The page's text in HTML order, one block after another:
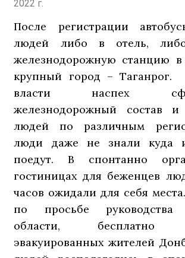
2022 г.
После регистрации
людей либо в отель,
железнодорожную станцию
крупный город – Таганрог.
власти наспех
железнодорожный состав и
людей по различным
люди даже не знали куда
поедут. В спонтанно
гостиницах для беженцев
часов ожидали для себя
по просьбе руководства
области, бесплатно
эвакуированных жителей